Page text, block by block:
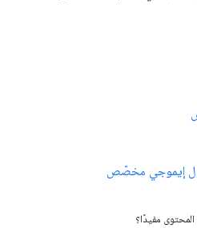
إيموجي مخصّص
مفيدًا؟